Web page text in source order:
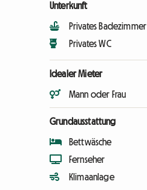
Unterkunft
Privates Badezimmer
Privates WC
Idealer Mieter
Mann oder Frau
Grundausstattung
Bettwäsche
Fernseher
Klimaanlage